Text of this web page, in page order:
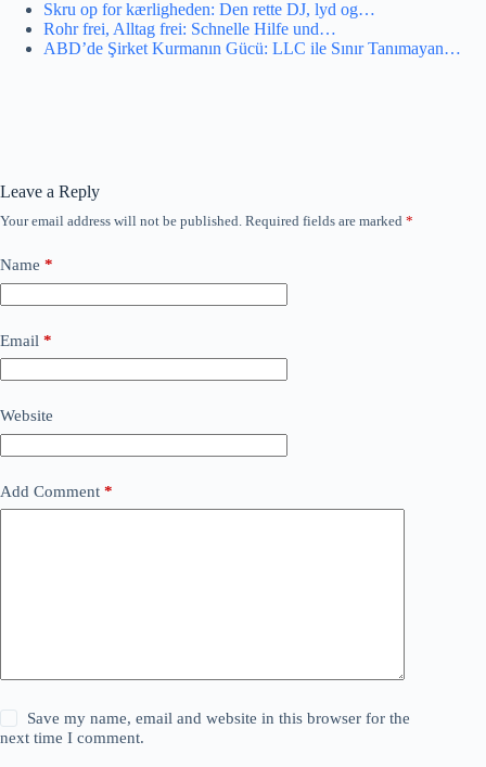
Skru op for kærligheden: Den rette DJ, lyd og…
Rohr frei, Alltag frei: Schnelle Hilfe und…
ABD’de Şirket Kurmanın Gücü: LLC ile Sınır Tanımayan…
Leave a Reply
Your email address will not be published. Required fields are marked *
Name *
Email *
Website
Add Comment *
Save my name, email and website in this browser for the
next time I comment.